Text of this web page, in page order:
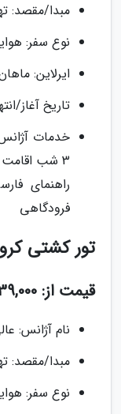
مبدا/مقصد:
نوع سفر:
ایرلاین:
تاریخ آغاز/انتها: از 21 دى 95
خدمات
3 شب
راهنمای
فرودگاهی
تور کشتی
قیمت از: 639,000 تومان
نام آژانس:
مبدا/مقصد:
نوع سفر: